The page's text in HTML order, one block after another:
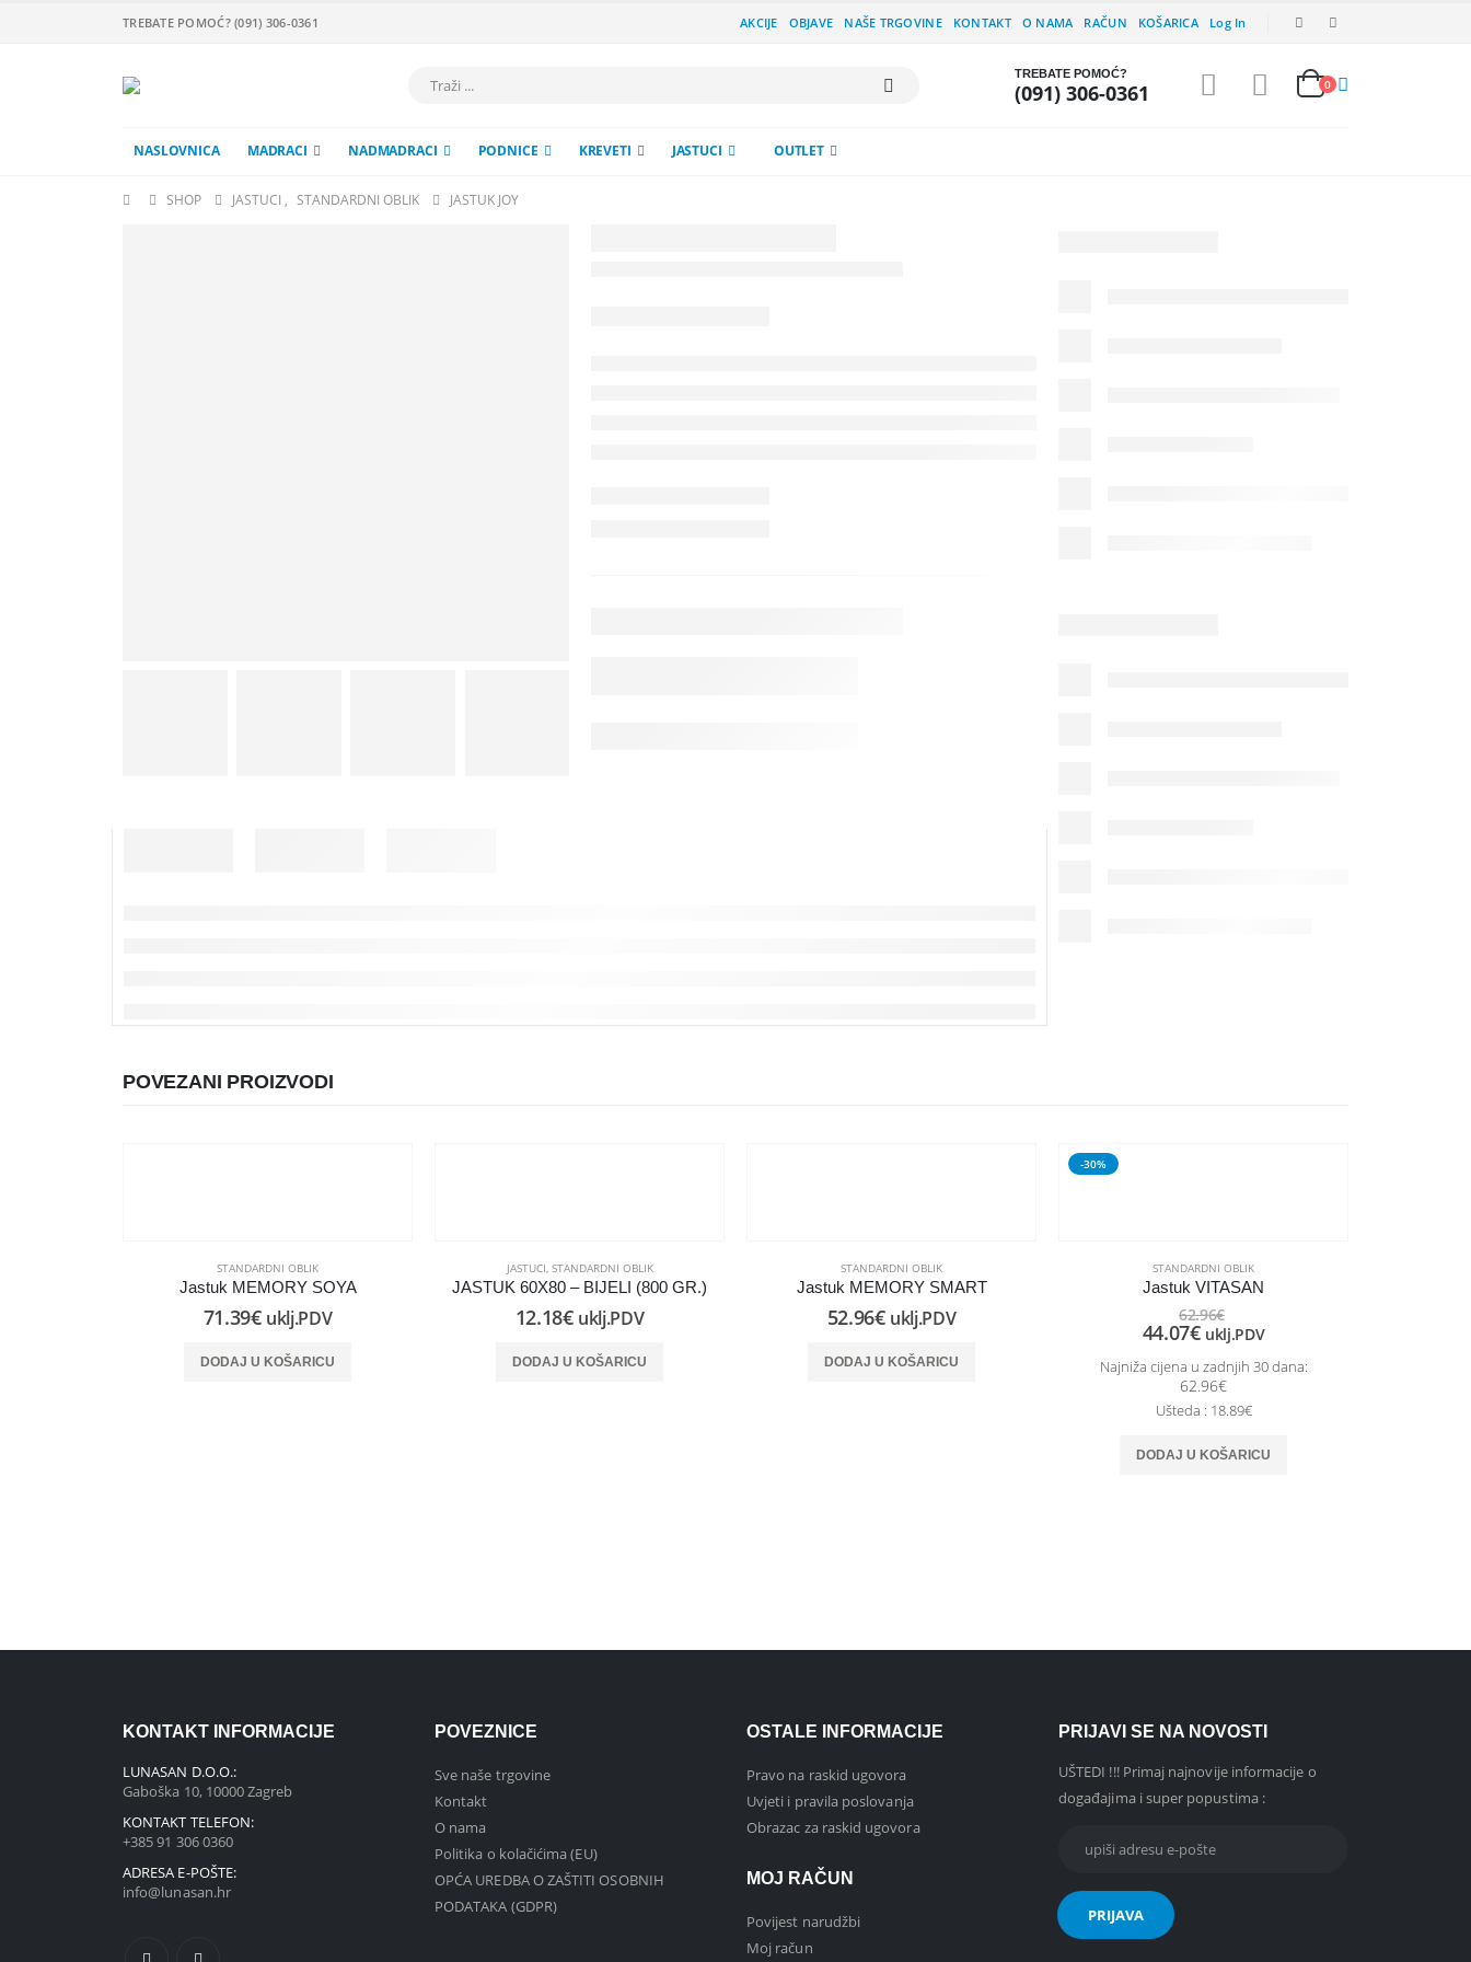
TREBATE POMOĆ? (091) 306-0361 AKCIJE OBJAVE NAŠE TRGOVINE KONTAKT O NAMA RAČUN KOŠARICA Log In
TREBATE POMOĆ?
(091) 306-0361 0
NASLOVNICA MADRACI NADMADRACI PODNICE KREVETI JASTUCI OUTLET
SHOP JASTUCI , STANDARDNI OBLIK JASTUK JOY
POVEZANI PROIZVODI
STANDARDNI OBLIK
Jastuk MEMORY SOYA
71.39€ uklj.PDV
DODAJ U KOŠARICU
JASTUCI, STANDARDNI OBLIK
JASTUK 60X80 – BIJELI (800 GR.)
12.18€ uklj.PDV
DODAJ U KOŠARICU
STANDARDNI OBLIK
Jastuk MEMORY SMART
52.96€ uklj.PDV
DODAJ U KOŠARICU
-30%
STANDARDNI OBLIK
Jastuk VITASAN
62.96€
44.07€ uklj.PDV
Najniža cijena u zadnjih 30 dana:
62.96€
Ušteda : 18.89€
DODAJ U KOŠARICU
KONTAKT INFORMACIJE
LUNASAN D.O.O.:
Gaboška 10, 10000 Zagreb
KONTAKT TELEFON:
+385 91 306 0360
ADRESA E-POŠTE:
info@lunasan.hr
POVEZNICE
Sve naše trgovine
Kontakt
O nama
Politika o kolačićima (EU)
OPĆA UREDBA O ZAŠTITI OSOBNIH
PODATAKA (GDPR)
OSTALE INFORMACIJE
Pravo na raskid ugovora
Uvjeti i pravila poslovanja
Obrazac za raskid ugovora
MOJ RAČUN
Povijest narudžbi
Moj račun
PRIJAVI SE NA NOVOSTI
UŠTEDI !!! Primaj najnovije informacije o
događajima i super popustima :